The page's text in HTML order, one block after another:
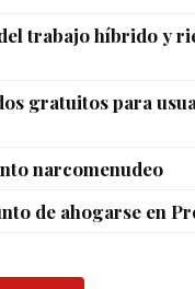
trabajo híbrido y
gratuitos para
narcomenudeo
de ahogarse en